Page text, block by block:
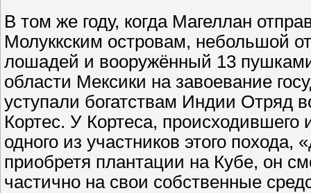
В том же году, когда Магеллан
Молуккским островам, небольшой
лошадей и вооружённый 13
области Мексики на завоевание
уступали богатствам Индии Отряд
Кортес. У Кортеса,
одного из участников этого
приобретя плантации на Кубе, он
частично на свои собственные